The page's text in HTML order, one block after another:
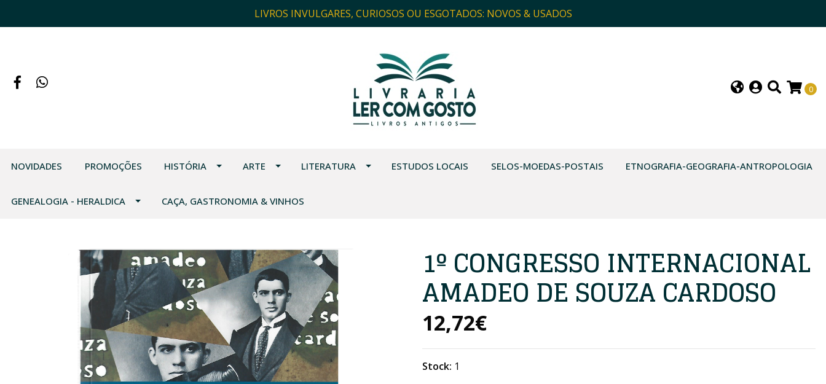
LIVROS INVULGARES, CURIOSOS OU ESGOTADOS: NOVOS & USADOS
0
NOVIDADES PROMOÇÕES HISTÓRIA ARTE LITERATURA ESTUDOS LOCAIS SELOS-MOEDAS-POSTAIS ETNOGRAFIA-GEOGRAFIA-ANTROPOLOGIA
GENEALOGIA - HERALDICA CAÇA, GASTRONOMIA & VINHOS
1º CONGRESSO INTERNACIONAL
AMADEO DE SOUZA CARDOSO
12,72€
Stock: 1